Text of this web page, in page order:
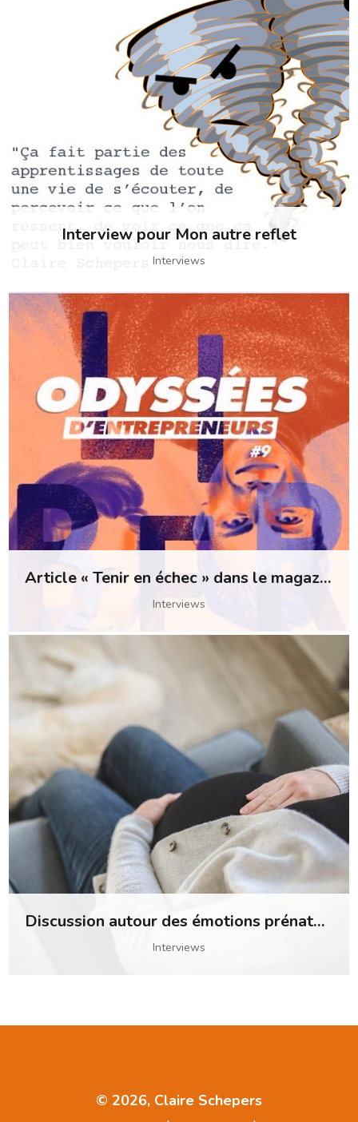
Interview pour Mon autre reflet
Interviews
Article « Tenir en échec » dans le magazine Odyssées
Interviews
Discussion autour des émotions prénatales avec naissance en confiance
Interviews
© 2026, Claire Schepers